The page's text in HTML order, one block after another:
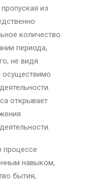
из
количество
периода,
не видя
осуществимо
открывает
процессе
навыком,
бытия,